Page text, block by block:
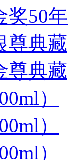
奖50年
尊典藏
尊典藏
）
）
）